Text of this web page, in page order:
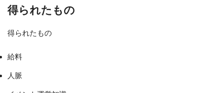
得られたもの
得られたもの
給料
人脈